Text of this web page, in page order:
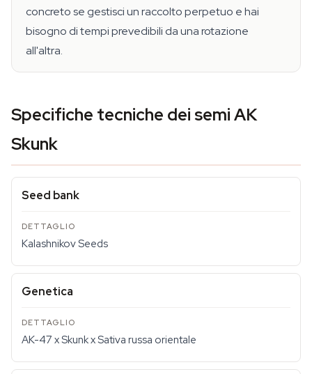
concreto se gestisci un raccolto perpetuo e hai
bisogno di tempi prevedibili da una rotazione
all'altra.
Specifiche tecniche dei semi AK
Skunk
Seed bank
Kalashnikov Seeds
Genetica
AK-47 x Skunk x Sativa russa orientale